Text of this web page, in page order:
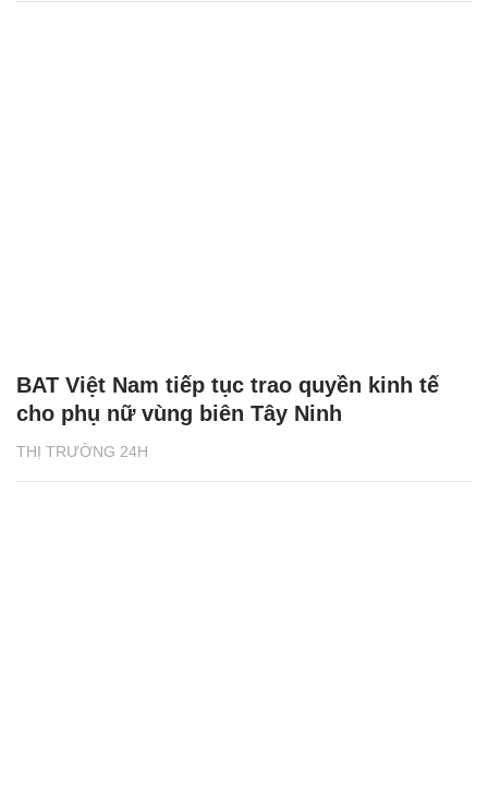
THỊ TRƯỜNG 24H
BAT Việt Nam tiếp tục trao quyền kinh tế
cho phụ nữ vùng biên Tây Ninh